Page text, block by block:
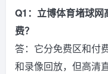
Q1：立博体育堵球
费？
答：它分免费区和付
和录像回放，但高清